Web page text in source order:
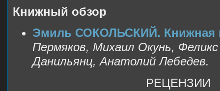
Книжный обзор
Эмиль СОКОЛЬСКИЙ. Книжная
Пермяков, Михаил Окунь,
Данильянц, Анатолий Лебедев.
РЕЦЕНЗИИ